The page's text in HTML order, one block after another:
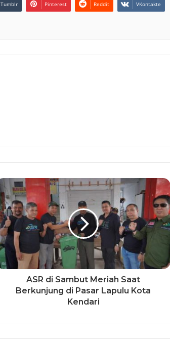
Tumblr Pinterest Reddit VKontakte
ASR di Sambut Meriah Saat
Berkunjung di Pasar Lapulu Kota
Kendari